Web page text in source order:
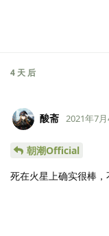
4 天 后
酸斋 2021年7月
朝潮Official
死在火星上确实很棒，